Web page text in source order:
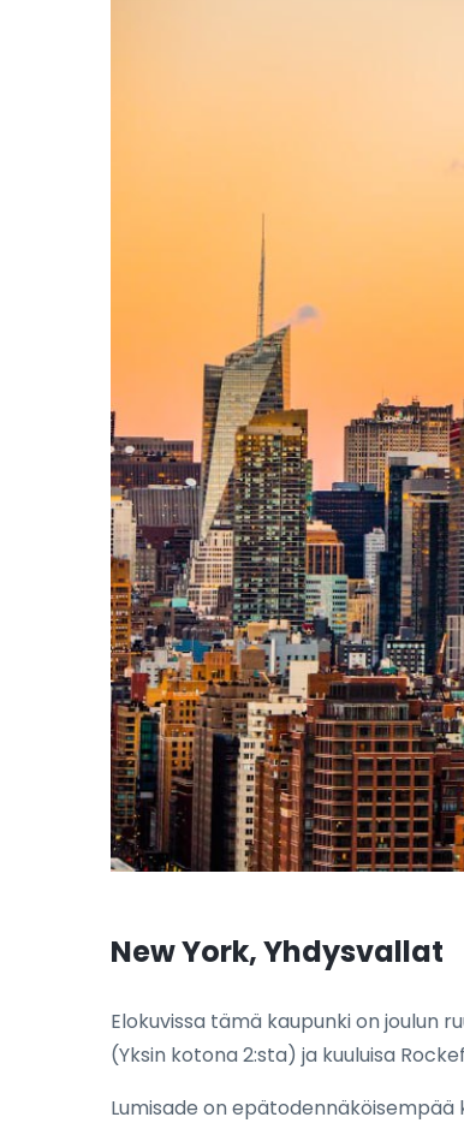
New York, Yhdysvallat
Elokuvissa tämä kaupunki on joulun
(Yksin kotona 2:sta) ja kuuluisa
Lumisade on